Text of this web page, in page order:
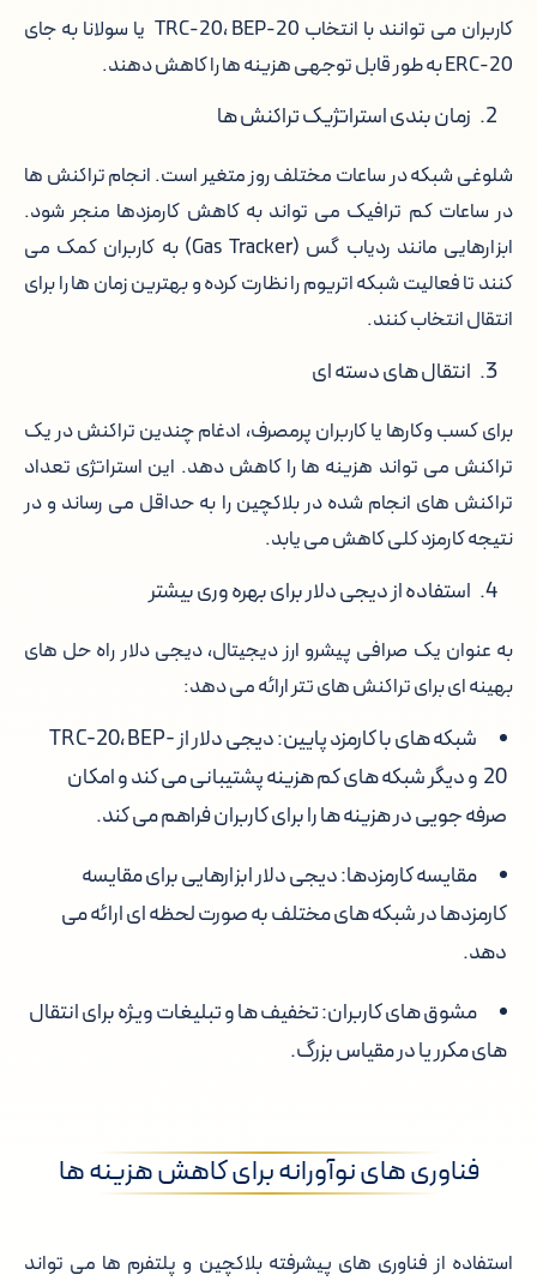
کاربران می توانند با انتخاب TRC-20، BEP-20 یا سولانا به جای
ERC-20 به طور قابل توجهی هزینه ها را کاهش دهند.
زمان بندی استراتژیک تراکنش ها
شلوغی شبکه در ساعات مختلف روز متغیر است. انجام تراکنش ها
در ساعات کم ترافیک می تواند به کاهش کارمزدها منجر شود.
ابزارهایی مانند ردیاب گس (Gas Tracker) به کاربران کمک می
کنند تا فعالیت شبکه اتریوم را نظارت کرده و بهترین زمان ها را برای
انتقال انتخاب کنند.
انتقال های دسته ای
برای کسب وکارها یا کاربران پرمصرف، ادغام چندین تراکنش در یک
تراکنش می تواند هزینه ها را کاهش دهد. این استراتژی تعداد
تراکنش های انجام شده در بلاکچین را به حداقل می رساند و در
نتیجه کارمزد کلی کاهش می یابد.
استفاده از دیجی دلار برای بهره وری بیشتر
به عنوان یک صرافی پیشرو ارز دیجیتال، دیجی دلار راه حل های
بهینه ای برای تراکنش های تتر ارائه می دهد:
شبکه های با کارمزد پایین: دیجی دلار از TRC-20، BEP-
20 و دیگر شبکه های کم هزینه پشتیبانی می کند و امکان
صرفه جویی در هزینه ها را برای کاربران فراهم می کند.
مقایسه کارمزدها: دیجی دلار ابزارهایی برای مقایسه
کارمزدها در شبکه های مختلف به صورت لحظه ای ارائه می
دهد.
مشوق های کاربران: تخفیف ها و تبلیغات ویژه برای انتقال
های مکرر یا در مقیاس بزرگ.
فناوری های نوآورانه برای کاهش هزینه ها
استفاده از فناوری های پیشرفته بلاکچین و پلتفرم ها می تواند